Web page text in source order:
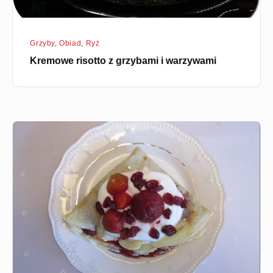
Grzyby,Obiad , Ryż
Kremowe risotto z grzybami i warzywami
owocami